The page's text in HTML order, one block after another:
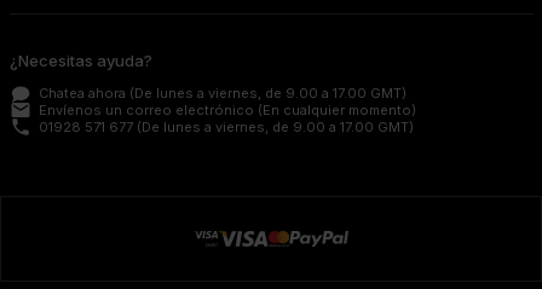
¿Necesitas ayuda?
Chatea ahora (De lunes a viernes, de 9.00 a 17.00 GMT)
email Envíenos un correo electrónico (En cualquier momento)
phone 01928 571 677 (De lunes a viernes, de 9.00 a 17.00 GMT)